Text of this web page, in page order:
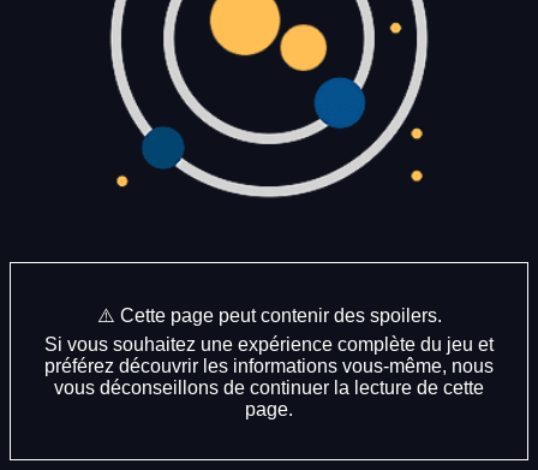
⚠️ Cette page peut contenir des spoilers.
Si vous souhaitez une expérience complète du jeu et
préférez découvrir les informations vous-même, nous
vous déconseillons de continuer la lecture de cette
page.